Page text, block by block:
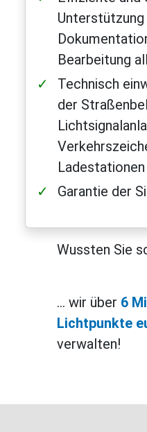
Unterstützung
Bearbeitung
Technisch
der
Ladestationen
Garantie der
Wussten Sie
… wir über 6
Lichtpunkte
verwalten!